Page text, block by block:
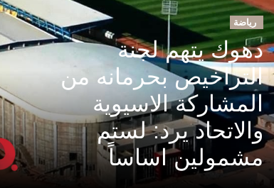
رياضة
دهوك يتهم لجنة
التراخيص بحرمانه من
المشاركة الاسيوية
والاتحاد يرد: لستم
مشمولين اساساً